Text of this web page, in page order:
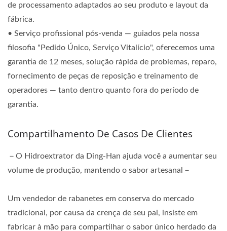
de processamento adaptados ao seu produto e layout da
fábrica.
• Serviço profissional pós-venda — guiados pela nossa
filosofia "Pedido Único, Serviço Vitalício", oferecemos uma
garantia de 12 meses, solução rápida de problemas, reparo,
fornecimento de peças de reposição e treinamento de
operadores — tanto dentro quanto fora do período de
garantia.
Compartilhamento De Casos De Clientes
－O Hidroextrator da Ding-Han ajuda você a aumentar seu
volume de produção, mantendo o sabor artesanal－
Um vendedor de rabanetes em conserva do mercado
tradicional, por causa da crença de seu pai, insiste em
fabricar à mão para compartilhar o sabor único herdado da